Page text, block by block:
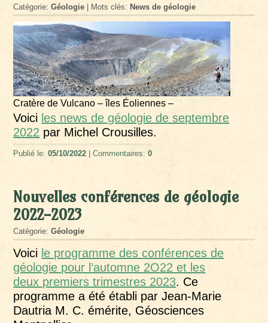
Catégorie:Géologie | Mots clés: News de géologie
Cratère de Vulcano – îles Éoliennes –
Voici les news de géologie de septembre
2022 par Michel Crousilles.
Publié le:05/10/2022 | Commentaires:0
Nouvelles conférences de géologie
2022-2023
Catégorie:Géologie
Voici le programme des conférences de
géologie pour l’automne 2O22 et les
deux premiers trimestres 2023. Ce
programme a été établi par Jean-Marie
Dautria M. C. émérite, Géosciences